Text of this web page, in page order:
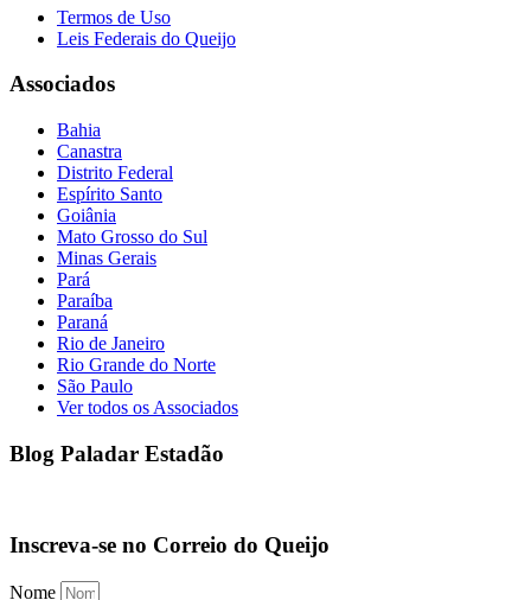
Termos de Uso
Leis Federais do Queijo
Associados
Bahia
Canastra
Distrito Federal
Espírito Santo
Goiânia
Mato Grosso do Sul
Minas Gerais
Pará
Paraíba
Paraná
Rio de Janeiro
Rio Grande do Norte
São Paulo
Ver todos os Associados
Blog Paladar Estadão
Inscreva-se no Correio do Queijo
Nome